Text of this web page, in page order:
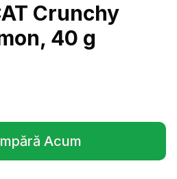
Crunchy
40 g
Acum
(se deschide într-o filă